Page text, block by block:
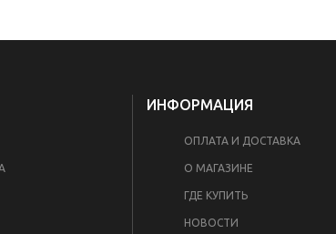
ИНФОРМАЦИЯ
ОПЛАТА И ДОСТАВКА
О МАГАЗИНЕ
ГДЕ КУПИТЬ
НОВОСТИ